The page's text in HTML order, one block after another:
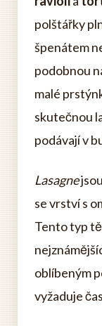
polštářky
špenátem
podobnou
malé
skutečnou
podávají v
Lasagne
se vrství s
Tento typ
oblíbeným
vyžaduje